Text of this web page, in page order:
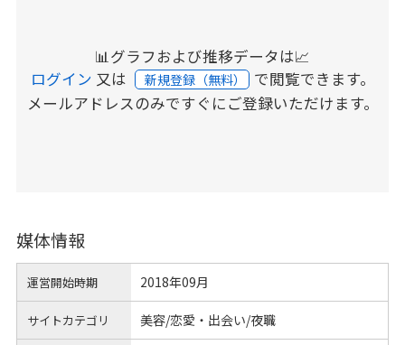
📊グラフおよび推移データは📈
ログイン 又は 新規登録（無料） で閲覧できます。
メールアドレスのみですぐにご登録いただけます。
媒体情報
運営開始時期 2018年09月
サイトカテゴリ 美容/恋愛・出会い/夜職